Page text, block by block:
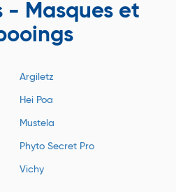
- Masques et
Argiletz
Hei Poa
Mustela
Phyto Secret Pro
Vichy